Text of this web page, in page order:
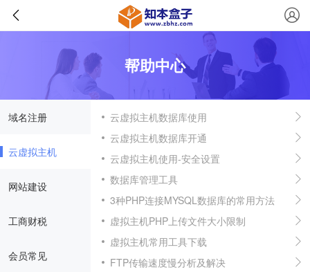
帮助中心
域名注册
云虚拟主机
网站建设
工商财税
会员常见
云虚拟主机数据库使用
云虚拟主机数据库开通
云虚拟主机使用-安全设置
数据库管理工具
3种PHP连接MYSQL数据库的常用方法
虚拟主机PHP上传文件大小限制
虚拟主机常用工具下载
FTP传输速度慢分析及解决